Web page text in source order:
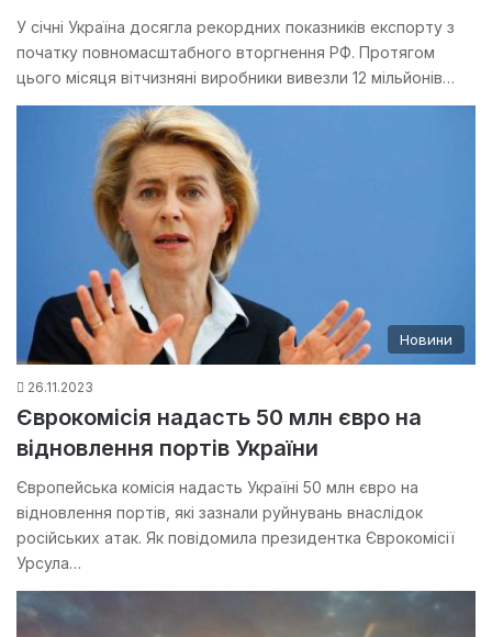
У січні Україна досягла рекордних показників експорту з
початку повномасштабного вторгнення РФ. Протягом
цього місяця вітчизняні виробники вивезли 12 мільйонів…
Новини
26.11.2023
Єврокомісія надасть 50 млн євро на
відновлення портів України
Європейська комісія надасть Україні 50 млн євро на
відновлення портів, які зазнали руйнувань внаслідок
російських атак. Як повідомила президентка Єврокомісії
Урсула…